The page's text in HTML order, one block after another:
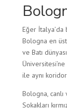
Eğer İtalya’da
Bologna en üst
ve Batı
ile aynı
Bologna,
Sokakları